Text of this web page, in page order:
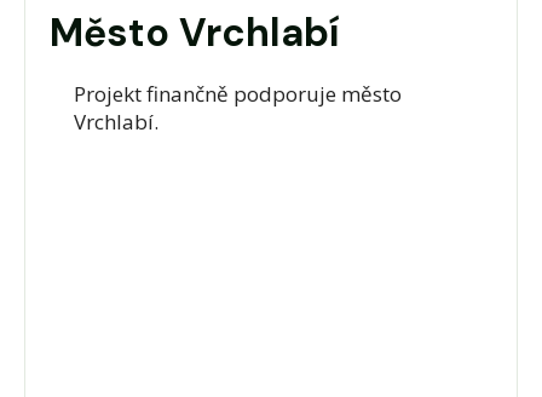
Město Vrchlabí
Projekt finančně podporuje město
Vrchlabí.